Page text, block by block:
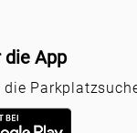
die App
die